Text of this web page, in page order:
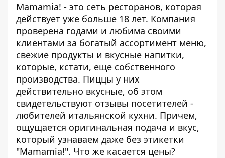
Mamamia! - это сеть ресторанов, которая
действует уже больше 18 лет. Компания
проверена годами и любима своими
клиентами за богатый ассортимент меню,
свежие продукты и вкусные напитки,
которые, кстати, еще собственного
производства. Пиццы у них
действительно вкусные, об этом
свидетельствуют отзывы посетителей -
любителей итальянской кухни. Причем,
ощущается оригинальная подача и вкус,
который узнаваем даже без этикетки
"Mamamia!". Что же касается цены?